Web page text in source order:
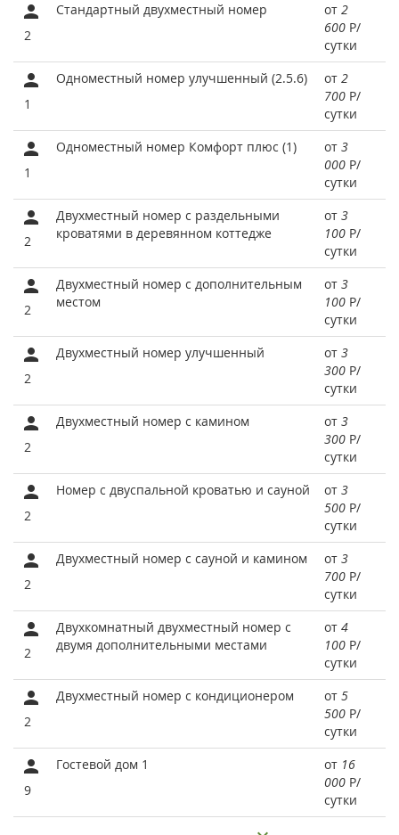
2
Стандартный двуxместный номер от 2
600 Р/
сутки
1
Одноместный номер улучшенный (2.5.6) от 2
700 Р/
сутки
1
Одноместный номер Комфорт плюс (1) от 3
000 Р/
сутки
2
Двухместный номер с раздельными
кроватями в деревянном коттедже
от 3
100 Р/
сутки
2
Двухместный номер с дополнительным
местом
от 3
100 Р/
сутки
2
Двухместный номер улучшенный от 3
300 Р/
сутки
2
Двухместный номер с камином от 3
300 Р/
сутки
2
Номер с двуспальной кроватью и сауной от 3
500 Р/
сутки
2
Двухместный номер с сауной и камином от 3
700 Р/
сутки
2
Двухкомнатный двухместный номер с
двумя дополнительными местами
от 4
100 Р/
сутки
2
Двухместный номер с кондиционером от 5
500 Р/
сутки
9
Гостевой дом 1 от 16
000 Р/
сутки